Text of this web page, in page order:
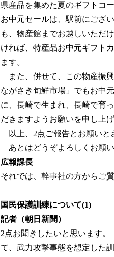
県産品を集めた夏のギフトコ
お中元セールは、駅前にござ
も、物産館までお越しいただ
ければ、特産品お中元ギフト
ます。
また、併せて、この物産振
ながさき旬鮮市場」でもお中
に、長崎で生まれ、長崎で育
だきますようお願いを申し上
以上、2点ご報告とお願いと
あとはどうぞよろしくお願い
広報課長
それでは、幹事社の方からご
国民保護訓練について(1)
記者（朝日新聞）
2点お聞きしたいと思います
て、武力攻撃事態を想定した